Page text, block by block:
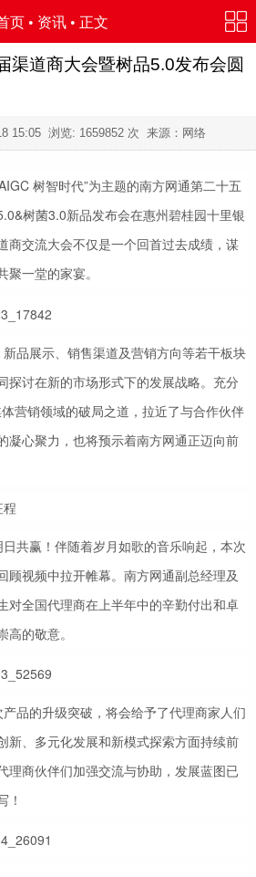
页 • 资讯 • 正文
渠道商大会暨树品5.0发布会圆
15:05浏览: 1659852 次 来源：网络
树智时代”为主题的南方网通第二十五
树菌3.0新品发布会在惠州碧桂园十里银
商交流大会不仅是一个回首过去成绩，谋
一堂的家宴。
品展示、销售渠道及营销方向等若干板块
探讨在新的市场形式下的发展战略。充分
营销领域的破局之道，拉近了与合作伙伴
凝心聚力，也将预示着南方网通正迈向前
共赢！伴随着岁月如歌的音乐响起，本次
顾视频中拉开帷幕。南方网通副总经理及
对全国代理商在上半年中的辛勤付出和卓
的敬意。
品的升级突破，将会给予了代理商家人们
新、多元化发展和新模式探索方面持续前
理商伙伴们加强交流与协助，发展蓝图已
！